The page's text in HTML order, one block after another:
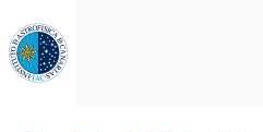
al
contenido
principal